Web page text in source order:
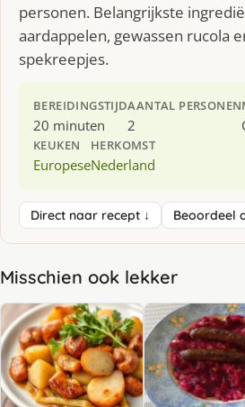
personen. Belangrijkste
aardappelen, gewassen rucola
spekreepjes.
BEREIDINGSTIJD
20 minuten
AANTAL PERSONEN
2
KEUKEN
Europese
HERKOMST
Nederland
Direct naar recept ↓ Beoordeel
Misschien ook lekker